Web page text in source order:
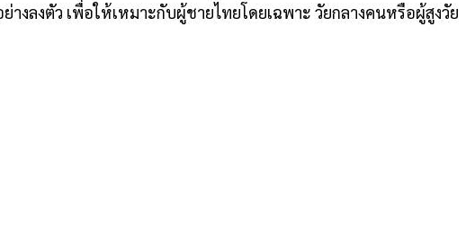
งลงตัว เพื่อให้เหมาะกับผู้ชายไทยโดยเฉพาะ วัยกลางคนหรือผู้สูงวัย